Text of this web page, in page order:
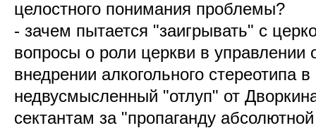
целостного понимания проблемы?
- зачем пытается "заигрывать" с
вопросы о роли церкви в
внедрении алкогольного стереотипа
недвусмысленный "отлуп" от
сектантам за "пропаганду